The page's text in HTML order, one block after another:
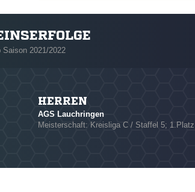
NACHRICHT SENDEN
Saison 2021/2022
HERREN
AGS Lauchringen
Meisterschaft: Kreisliga C / Staffel 5; 1.Platz